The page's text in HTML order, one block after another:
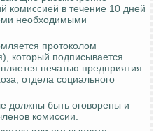
комиссией в течение 10 дней
необходимыми
протоколом
который подписывается
печатью предприятия
отдела социального
должны быть оговорены и
комиссии.